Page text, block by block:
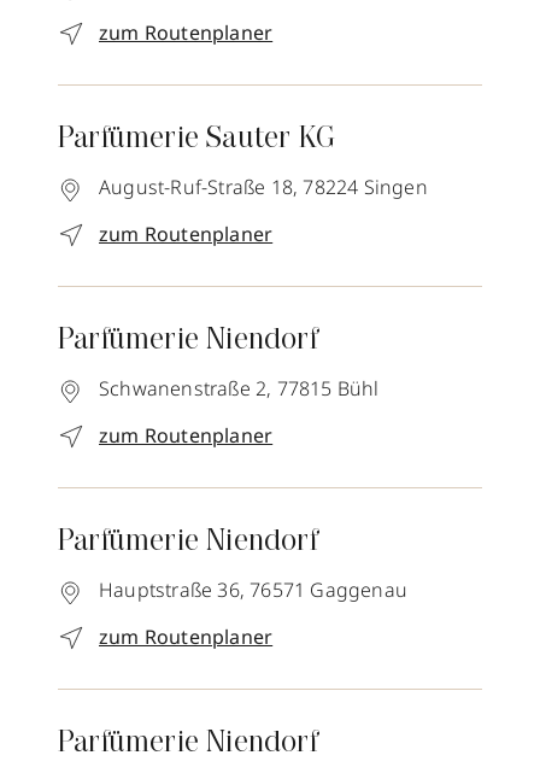
zum Routenplaner
Parfümerie Sauter KG
August-Ruf-Straße 18, 78224 Singen
zum Routenplaner
Parfümerie Niendorf
Schwanenstraße 2, 77815 Bühl
zum Routenplaner
Parfümerie Niendorf
Hauptstraße 36, 76571 Gaggenau
zum Routenplaner
Parfümerie Niendorf